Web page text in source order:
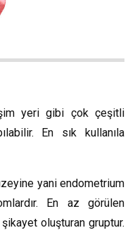
yeri gibi çok çeşitli
En sık kullanıla
yani endometrium
En az görülen
oluşturan gruptur.